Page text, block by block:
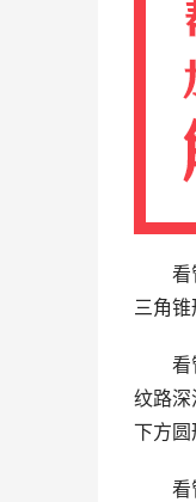
看
三角
看
纹路深
下方圆
看